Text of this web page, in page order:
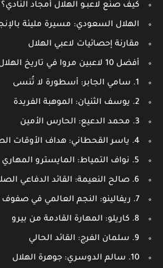
كيف صنع لاعبـو الهلال أمجاد النادي؟
الهلال السعودي: مسيرة مليئة
مقارنة إحصائيات لاعبي الهلال
أفضل 10 لاعبين مروا في تاريخ الهلال
1. سامي الجابر: أسطورة لا تُنسى
2. يوسف الثنيان: الموهبة الفريدة
3. محمد الدعيع: الحارس الأمين
4. ياسر القحطاني: هداف الأوقات الصعبة
5. نواف التمياط: المايسترو المهاري
6. صالح النعيمة: القائد الدفاعي الصلب
7. ريفالينو: النجم العالمي في صفوف الهلال
8. كاريلو: المهارة القادمة من بيرو
9. سلمان الفرج: القائد الحالي
10. سالم الدوسري: جوهرة الهلال